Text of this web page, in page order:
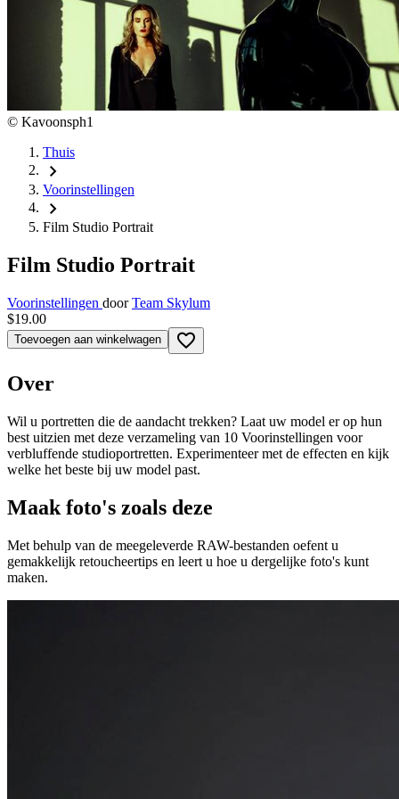
© Kavoonsph1
Thuis
chevron_right
Voorinstellingen
chevron_right
Film Studio Portrait
Film Studio Portrait
Voorinstellingen door Team Skylum
$19.00
Toevoegen aan winkelwagen favorite_border
Over
Wil u portretten die de aandacht trekken? Laat uw model er op hun
best uitzien met deze verzameling van 10 Voorinstellingen voor
verbluffende studioportretten. Experimenteer met de effecten en kijk
welke het beste bij uw model past.
Maak foto's zoals deze
Met behulp van de meegeleverde RAW-bestanden oefent u
gemakkelijk retoucheertips en leert u hoe u dergelijke foto's kunt
maken.